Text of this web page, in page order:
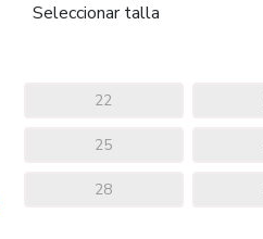
Seleccionar talla
22
25
28